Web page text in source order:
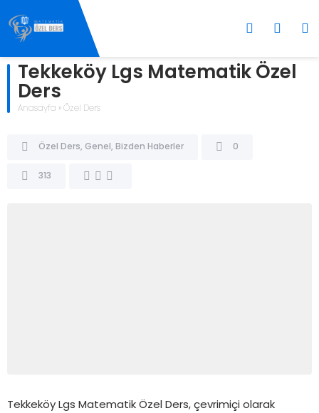
Tekkeköy Lgs Matematik Özel
Ders
Anasayfa » Özel Ders
Özel Ders, Genel , Bizden Haberler 0
313
Tekkeköy Lgs Matematik Özel Ders, çevrimiçi olarak